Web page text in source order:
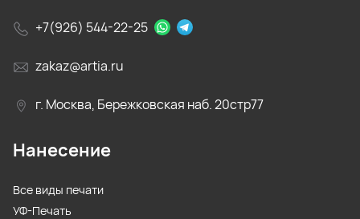
+7(926) 544-22-25
zakaz@artia.ru
г. Москва, Бережковская наб. 20стр77
Нанесение
Все виды печати
УФ-Печать